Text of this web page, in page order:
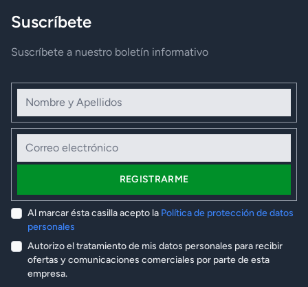
Suscríbete
Suscríbete a nuestro boletín informativo
Nombre y Apellidos
Correo electrónico
REGISTRARME
Al marcar ésta casilla acepto la Política de protección de datos
personales
Autorizo el tratamiento de mis datos personales para recibir
ofertas y comunicaciones comerciales por parte de esta
empresa.